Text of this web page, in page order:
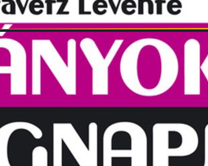
TÁRSULAT GALÉRIA RÓZSAKERT SZABADTÉRI